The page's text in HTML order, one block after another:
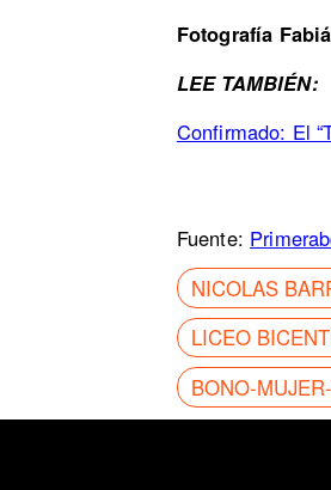
Fotografía
LEE TAMBIÉN:
Confirmado: El
Fuente:
NICOLAS
LICEO
BONO-